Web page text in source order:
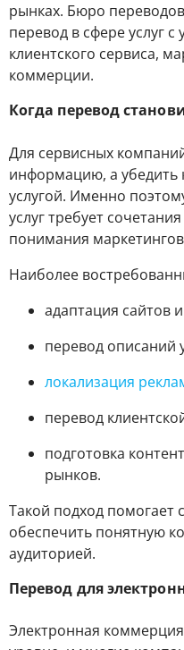
рынках. Бюро
перевод в сфере услуг
клиентского сервиса,
коммерции.
Когда перевод
Для сервисных
информацию, а убедить
услугой. Именно
услуг требует
понимания
Наиболее
адаптация сайтов
перевод описаний
локализация
перевод
подготовка
рынков.
Такой подход помогает
обеспечить понятную
аудиторией.
Перевод для
Электронная